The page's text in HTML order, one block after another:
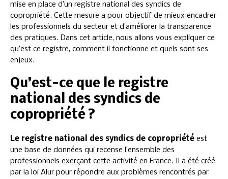
mise en place d’un registre national des syndics de
copropriété. Cette mesure a pour objectif de mieux encadrer
les professionnels du secteur et d’améliorer la transparence
des pratiques. Dans cet article, nous allons vous expliquer ce
qu’est ce registre, comment il fonctionne et quels sont ses
enjeux.
Qu’est-ce que le registre
national des syndics de
copropriété ?
Le registre national des syndics de copropriété est
une base de données qui recense l’ensemble des
professionnels exerçant cette activité en France. Il a été créé
par la loi Alur pour répondre aux problèmes rencontrés par